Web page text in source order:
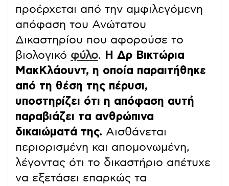
προέρχεται από την αμφιλεγόμενη
απόφαση του Ανώτατου
Δικαστηρίου που αφορούσε το
βιολογικό φύλο.
Η Δρ Βικτώρια
ΜακΚλάουντ, η οποία παραιτήθηκε
από τη θέση της πέρυσι,
υποστηρίζει ότι η απόφαση αυτή
παραβιάζει τα ανθρώπινα
δικαιώματά της. Αισθάνεται
περιορισμένη και απομονωμένη,
λέγοντας ότι το δικαστήριο απέτυχε
να εξετάσει επαρκώς τα